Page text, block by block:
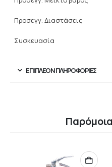
Προσεγγ. Διαστάσεις
Συσκευασία
ΕΠΙΠΛΈΟΝ ΠΛΗΡΟΦΟΡΊΕΣ